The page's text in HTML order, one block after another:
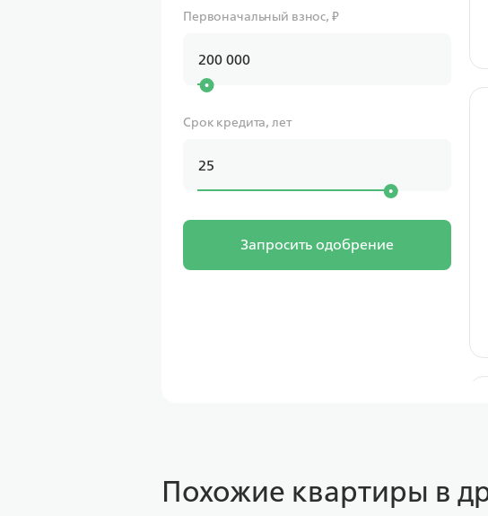
Первоначальный взнос, ₽
Срок кредита, лет
Запросить одобрение
Похожие квартиры в